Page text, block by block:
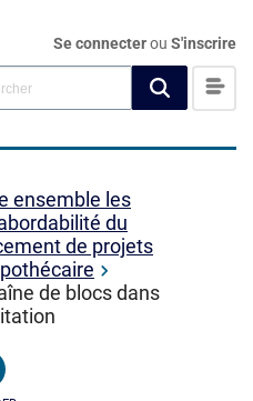
Se connecterou S'inscrire
ensemble les
du
de projets
de blocs dans